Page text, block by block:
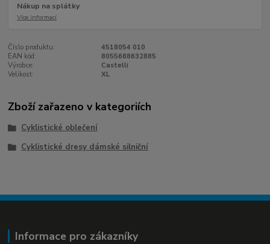
Nákup na splátky
Více informací
Číslo produktu:
4518054 010
EAN kód:
8055688632885
Výrobce:
Castelli
Velikost:
XL
Zboží zařazeno v kategoriích
Cyklistické oblečení
Cyklistické dresy dámské silniční
Informace pro zákazníky